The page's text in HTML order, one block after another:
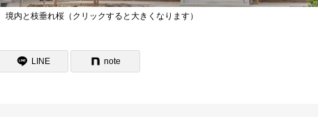
境内と枝垂れ桜（クリックすると大きくなります）
LINE note